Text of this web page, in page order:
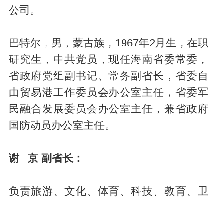
公司。
巴特尔，男，蒙古族，1967年2月生，在职
研究生，中共党员，现任海南省委常委，
省政府党组副书记、常务副省长，省委自
由贸易港工作委员会办公室主任，省委军
民融合发展委员会办公室主任，兼省政府
国防动员办公室主任。
谢 京 副省长：
负责旅游、文化、体育、科技、教育、卫